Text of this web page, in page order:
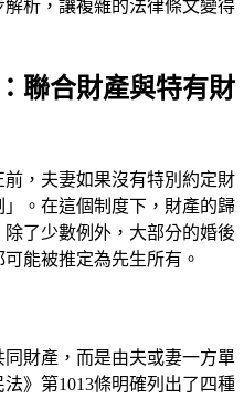
析，讓複雜的法律條文變得
聯合財產與特有財
，夫妻如果沒有特別約定財
。在這個制度下，財產的歸
了少數例外，大部分的婚後
能被推定為先生所有。
同財產，而是由夫或妻一方單
》第1013條明確列出了四種